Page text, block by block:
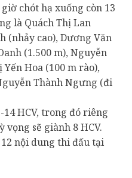
chót hạ xuống còn 13
là Quách Thị Lan
(nhảy cao), Dương Văn
(1.500 m), Nguyễn
Hoa (100 m rào),
Thành Ngưng (đi
HCV, trong đó riêng
sẽ giành 8 HCV.
nội dung thi đấu tại